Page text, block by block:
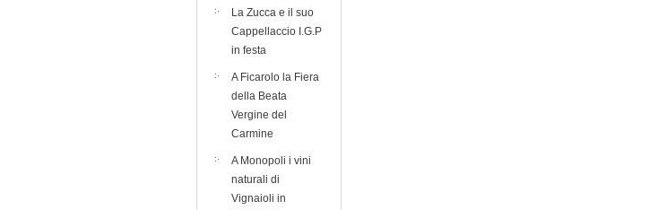
La Zucca e il suo
Cappellaccio I.G.P
in festa
A Ficarolo la Fiera
della Beata
Vergine del
Carmine
A Monopoli i vini
naturali di
Vignaioli in